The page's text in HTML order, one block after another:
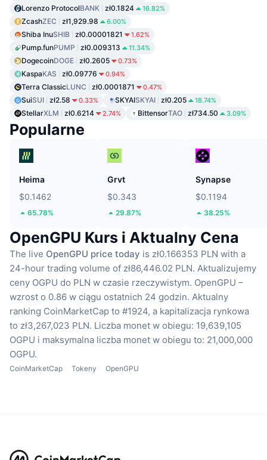
Lorenzo ProtocolBANK zł0.1824 16.82%
ZcashZEC zł1,929.98 6.00%
Shiba InuSHIB zł0.00001821 1.62%
Pump.funPUMP zł0.009313 11.34%
DogecoinDOGE zł0.2605 0.73%
KaspaKAS zł0.09776 0.94%
Terra ClassicLUNC zł0.0001871 0.47%
SuiSUI zł2.58 0.33% SKYAISKYAI zł0.205 18.74%
StellarXLM zł0.6214 2.74% BittensorTAO zł734.50 3.09%
Popularne
Heima
$0.1462
65.78%
Grvt
$0.343
29.87%
Synapse
$0.1194
38.25%
OpenGPU Kurs i Aktualny Cena
The live OpenGPU price today is zł0.166353 PLN with a
24-hour trading volume of zł86,446.02 PLN. Aktualizujemy
ceny OGPU do PLN w czasie rzeczywistym. OpenGPU –
wzrost o 0.86 w ciągu ostatnich 24 godzin. Aktualny
ranking CoinMarketCap to #1924, a kapitalizacja rynkowa
to zł3,267,023 PLN. Liczba monet w obiegu: 19,639,105
OGPU i maksymalna liczba monet w obiegu to: 21,000,000
OGPU.
CoinMarketCap Tokeny OpenGPU